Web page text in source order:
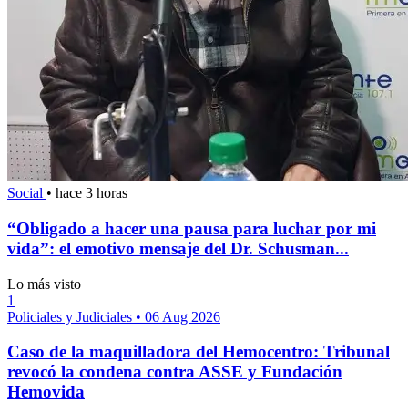
Social • hace 3 horas
“Obligado a hacer una pausa para luchar por mi
vida”: el emotivo mensaje del Dr. Schusman...
Lo más visto
1
Policiales y Judiciales • 06 Aug 2026
Caso de la maquilladora del Hemocentro: Tribunal
revocó la condena contra ASSE y Fundación
Hemovida